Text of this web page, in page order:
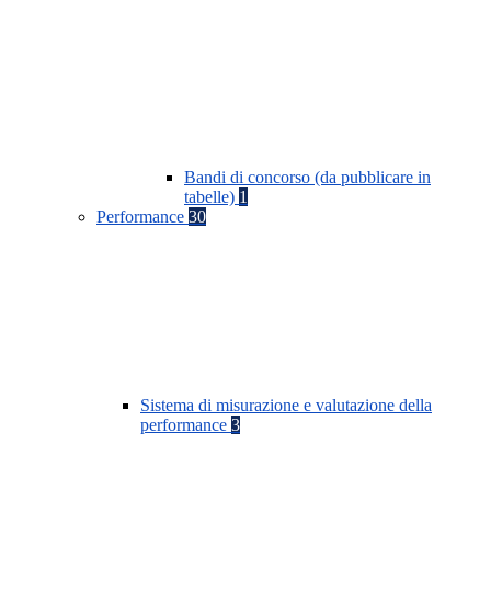
Bandi di concorso (da pubblicare in
tabelle) 1
Performance 30
Sistema di misurazione e valutazione della
performance 3